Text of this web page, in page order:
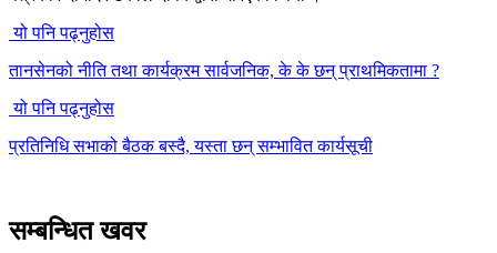
यो पनि पढ्नुहोस
तानसेनको नीति तथा कार्यक्रम सार्वजनिक, के के छन् प्राथमिकतामा ?
यो पनि पढ्नुहोस
प्रतिनिधि सभाको बैठक बस्दै, यस्ता छन् सम्भावित कार्यसूची
सम्बन्धित खवर